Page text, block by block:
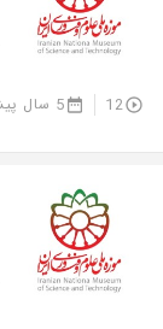
12 5 سال پیش